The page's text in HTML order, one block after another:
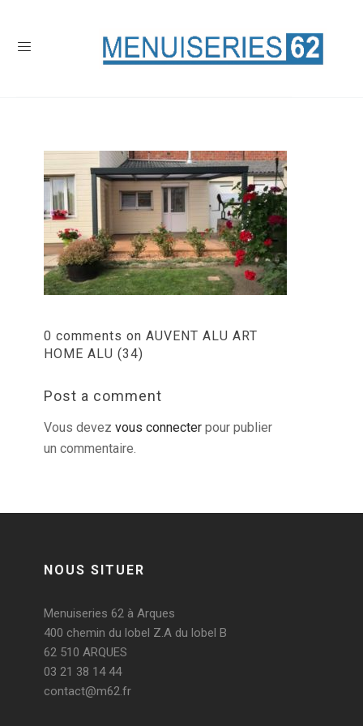
0 comments on AUVENT ALU ART
HOME ALU (34)
Post a comment
Vous devez vous connecter pour publier
un commentaire.
NOUS SITUER
Menuiseries 62 à Arques
400 chemin du lobel Z.A du lobel B
62 510 ARQUES
03 21 38 14 44
contact@m62.fr